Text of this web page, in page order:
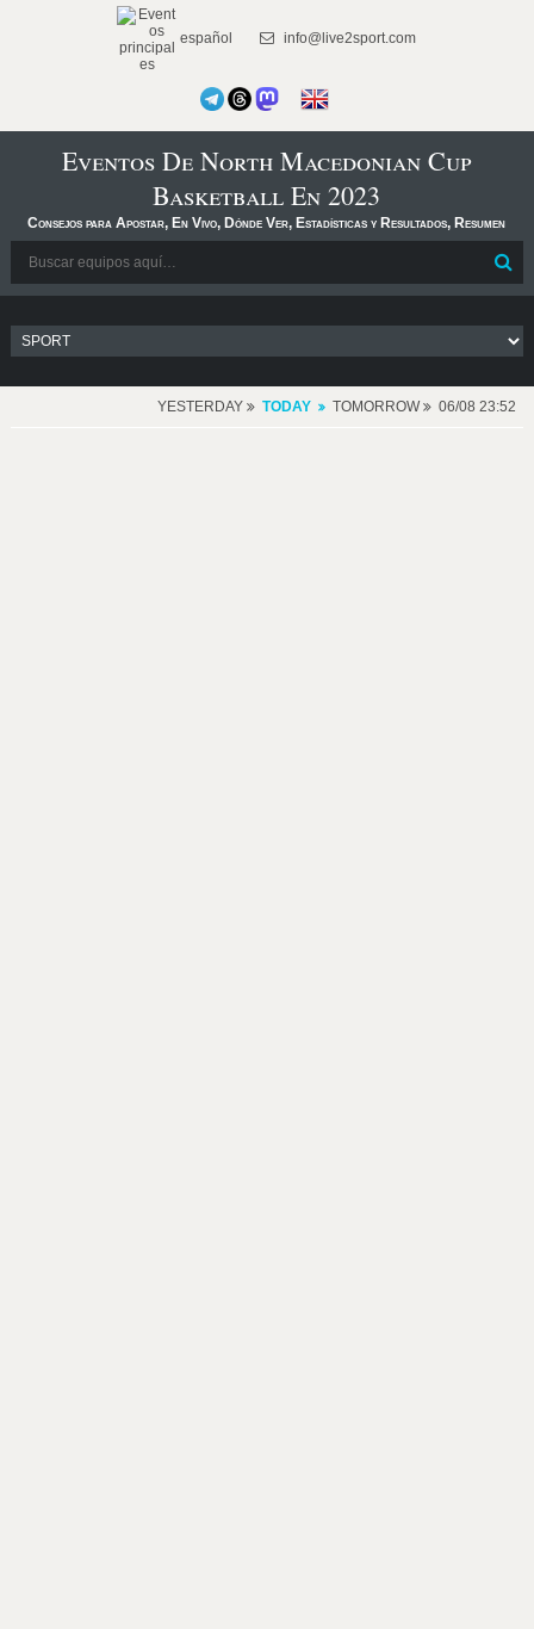
español info@live2sport.com
Eventos De North Macedonian Cup
Basketball En 2023
Consejos para Apostar, En Vivo, Dónde Ver, Estadísticas y Resultados, Resumen
YESTERDAY TODAY TOMORROW 06/08 23:52